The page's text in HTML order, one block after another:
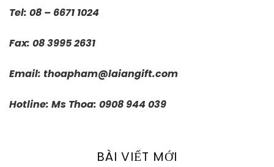
Tel: 08 – 6671 1024
Fax: 08 3995 2631
Email: thoapham@laiangift.com
Hotline: Ms Thoa: 0908 944 039
BÀI VIẾT MỚI